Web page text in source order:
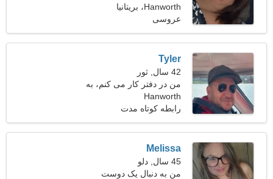
27-36
Hanworth، بریتانیا
عروسی
Tyler
42 سال, ثور
من در دفتر کار می کنم، به
یک زن بازیگوش نیاز دارم
Hanworth
رابطه کوتاه مدت
Melissa
45 سال, دلو
من به دنبال یک دوست